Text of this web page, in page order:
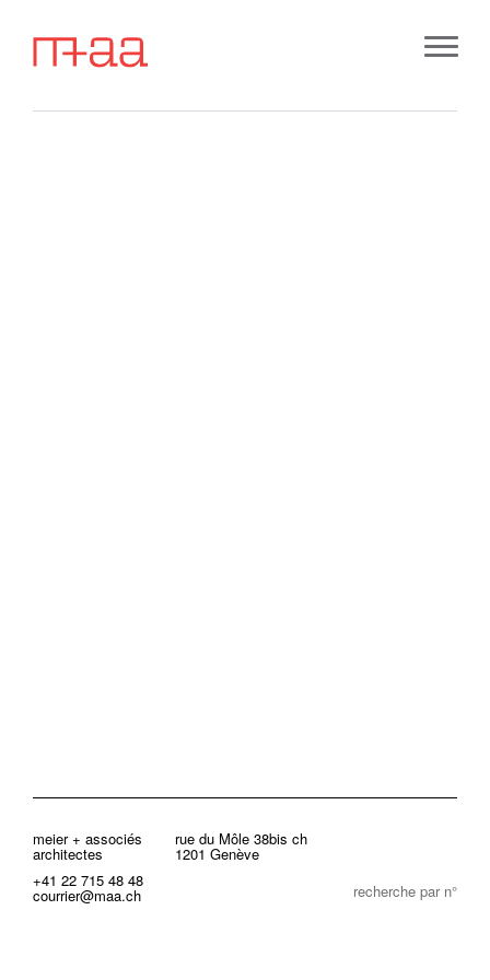
meier + associés
architectes
rue du Môle 38bis ch
1201 Genève
+41 22 715 48 48
courrier@maa.ch recherche par n°